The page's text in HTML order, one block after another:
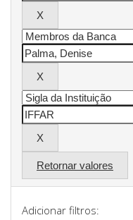
Retornar valores
Adicionar filtros: